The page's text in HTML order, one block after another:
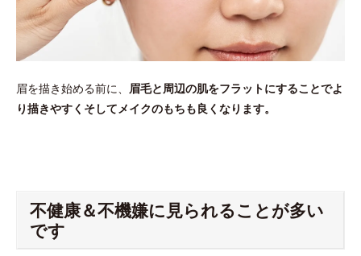
眉を描き始める前に、 眉毛と周辺の肌をフラットにすることでよ
り描きやすくそしてメイクのもちも良くなります。
不健康＆不機嫌に見られることが多い
です